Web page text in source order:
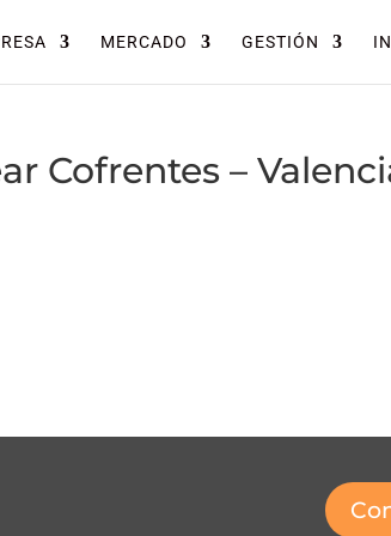
MERCADO GESTIÓN
Cofrentes –